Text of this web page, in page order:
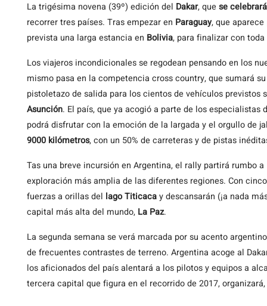
La trigésima novena (39º) edición del Dakar, que se
recorrer tres países. Tras empezar en Paraguay, que
prevista una larga estancia en Bolivia, para finalizar con
Los viajeros incondicionales se regodean pensando en los
mismo pasa en la competencia cross country, que sumará
pistoletazo de salida para los cientos de vehículos previstos
Asunción. El país, que ya acogió a parte de los
podrá disfrutar con la emoción de la largada y el orgullo de
9000 kilómetros, con un 50% de carreteras y de pistas
Tas una breve incursión en Argentina, el rally partirá rumbo
exploración más amplia de las diferentes regiones. Con
fuerzas a orillas del lago Titicacay descansarán (¡a nada
capital más alta del mundo, La Paz.
La segunda semana se verá marcada por su acento
de frecuentes contrastes de terreno. Argentina acoge al
los aficionados del país alentará a los pilotos y equipos a
tercera capital que figura en el recorrido de 2017,